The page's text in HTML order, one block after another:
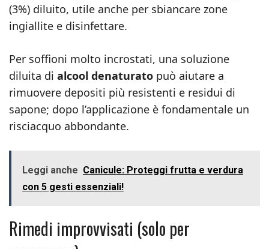
(3%) diluito, utile anche per sbiancare zone
ingiallite e disinfettare.
Per soffioni molto incrostati, una soluzione
diluita di alcool denaturato può aiutare a
rimuovere depositi più resistenti e residui di
sapone; dopo l’applicazione è fondamentale un
risciacquo abbondante.
Leggi anche Canicule: Proteggi frutta e verdura
con 5 gesti essenziali!
Rimedi improvvisati (solo per